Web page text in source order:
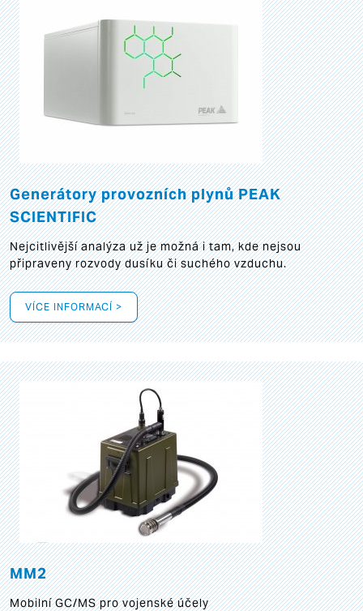
Generátory provozních plynů PEAK
SCIENTIFIC
Nejcitlivější analýza už je možná i tam, kde nejsou
připraveny rozvody dusíku či suchého vzduchu.
VÍCE INFORMACÍ >
MM2
Mobilní GC/MS pro vojenské účely